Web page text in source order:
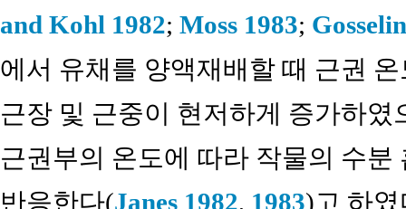
and Kohl 1982; Moss 1983;
에서 유채를 양액재배할 때 근권
근장 및 근중이 현저하게 증가하였
근권부의 온도에 따라 작물의 수
반응한다(Janes 1982, 1983)고 하